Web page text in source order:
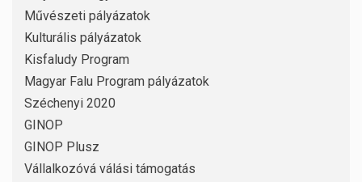
Művészeti pályázatok
Kulturális pályázatok
Kisfaludy Program
Magyar Falu Program pályázatok
Széchenyi 2020
GINOP
GINOP Plusz
Vállalkozóvá válási támogatás